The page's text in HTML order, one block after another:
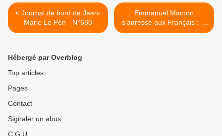
< Journal de bord de Jean-
Marie Le Pen - N°680
Emmanuel Macron
s’adresse aux Français : la
France ne se porte pas au
Hébergé par Overblog
Top articles
Pages
Contact
Signaler un abus
C.G.U.